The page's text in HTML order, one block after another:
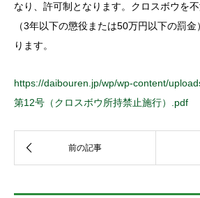
なり、許可制となります。クロスボウを
（3年以下の懲役または50万円以下の罰
ります。
https://daibouren.jp/wp/wp-content/
第12号（クロスボウ所持禁止施行）.pdf